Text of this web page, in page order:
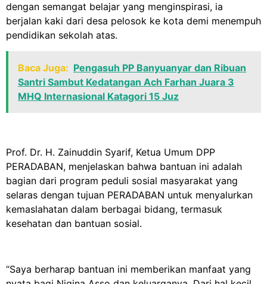
dengan semangat belajar yang menginspirasi, ia
berjalan kaki dari desa pelosok ke kota demi menempuh
pendidikan sekolah atas.
Baca Juga: Pengasuh PP Banyuanyar dan Ribuan
Santri Sambut Kedatangan Ach Farhan Juara 3
MHQ Internasional Katagori 15 Juz
Prof. Dr. H. Zainuddin Syarif, Ketua Umum DPP
PERADABAN, menjelaskan bahwa bantuan ini adalah
bagian dari program peduli sosial masyarakat yang
selaras dengan tujuan PERADABAN untuk menyalurkan
kemaslahatan dalam berbagai bidang, termasuk
kesehatan dan bantuan sosial.
“Saya berharap bantuan ini memberikan manfaat yang